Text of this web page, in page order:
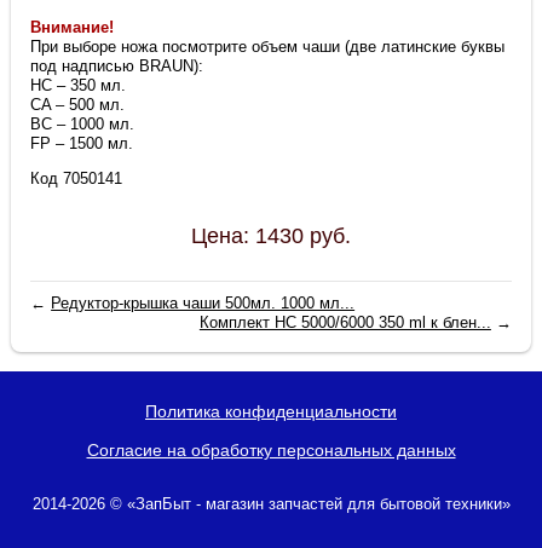
Внимание!
При выборе ножа посмотрите объем чаши (две латинские буквы
под надписью BRAUN):
HC – 350 мл.
CA – 500 мл.
BC – 1000 мл.
FP – 1500 мл.
Код 7050141
Цена: 1430 руб.
← Редуктор-крышка чаши 500мл. 1000 мл...
Комплект HC 5000/6000 350 ml к блен... →
Политика конфиденциальности
Согласие на обработку персональных данных
2014-2026 © «ЗапБыт - магазин запчастей для бытовой техники»